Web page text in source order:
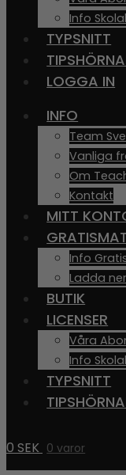
Info
TYPSNITT
LOGGA IN
INFO
Team
Vanliga
Om
Kontakt
MITT
Info
Ladda
BUTIK
LICENSER
Våra
Info
TYPSNITT
0 SEK 0 varor